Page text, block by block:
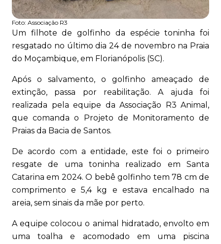
Foto: Associação R3
Um filhote de golfinho da espécie toninha foi
resgatado no último dia 24 de novembro na Praia
do Moçambique, em Florianópolis (SC).
Após o salvamento, o golfinho ameaçado de
extinção, passa por reabilitação. A ajuda foi
realizada pela equipe da Associação R3 Animal,
que comanda o Projeto de Monitoramento de
Praias da Bacia de Santos.
De acordo com a entidade, este foi o primeiro
resgate de uma toninha realizado em Santa
Catarina em 2024. O bebê golfinho tem 78 cm de
comprimento e 5,4 kg e estava encalhado na
areia, sem sinais da mãe por perto.
A equipe colocou o animal hidratado, envolto em
uma toalha e acomodado em uma piscina